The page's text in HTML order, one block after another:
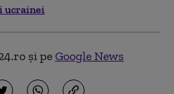
ucrainei
și peGoogle News